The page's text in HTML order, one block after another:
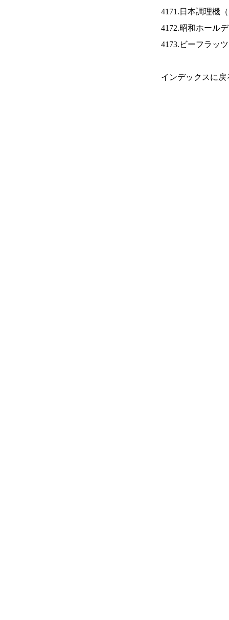
4171.日本調理機（
4172.昭和ホール
4173.ビーフラッ
インデックスに戻